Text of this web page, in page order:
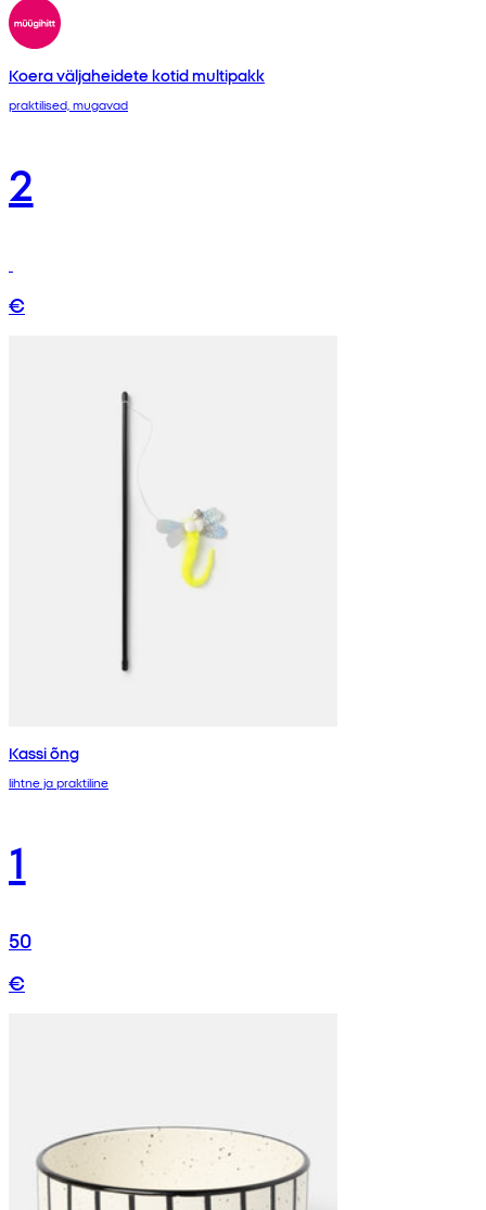
Koera väljaheidete kotid multipakk
praktilised, mugavad
2
€
Kassi õng
lihtne ja praktiline
1
50
€